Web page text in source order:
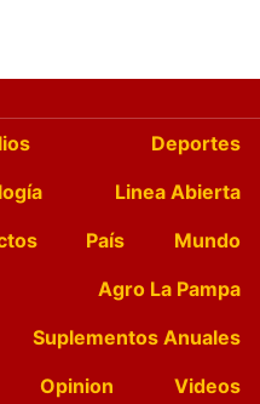
Deportes
Linea Abierta
País
Mundo
Agro La Pampa
Suplementos Anuales
Opinion
Videos